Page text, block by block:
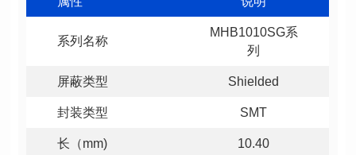
系列名称
列
屏蔽类型 Shielded
封装类型 SMT
长（mm) 10.40